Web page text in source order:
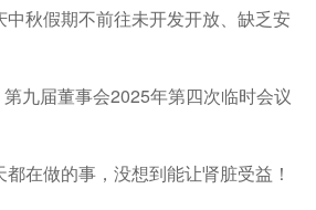
中秋假期不前往未开发开放、缺乏安
九届董事会2025年第四次临时会议
在做的事，没想到能让肾脏受益！